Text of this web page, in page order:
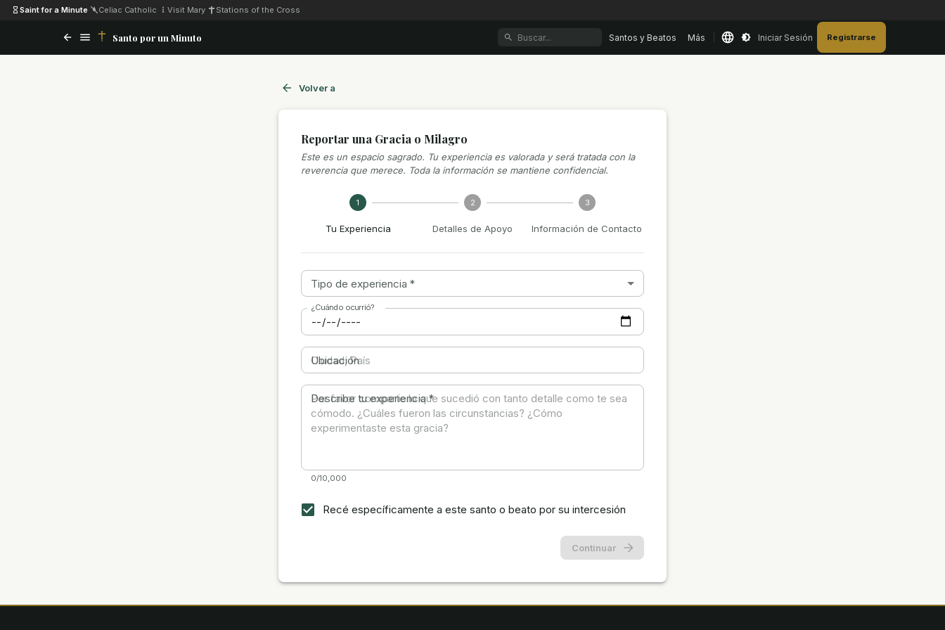
Saint for a Minute Celiac Catholic Visit Mary Stations of the Cross
Santo por un Minuto Santos y Beatos Más Iniciar Sesión Registrarse
Volver a
Reportar una Gracia o Milagro
Este es un espacio sagrado. Tu experiencia es valorada y será tratada con la
reverencia que merece. Toda la información se mantiene confidencial.
1
Tu Experiencia
2
Detalles de Apoyo
3
Información de Contacto
Tipo de experiencia *
¿Cuándo ocurrió?
Ubicación
Describe tu experiencia *
0/10,000
Recé específicamente a este santo o beato por su intercesión
Continuar